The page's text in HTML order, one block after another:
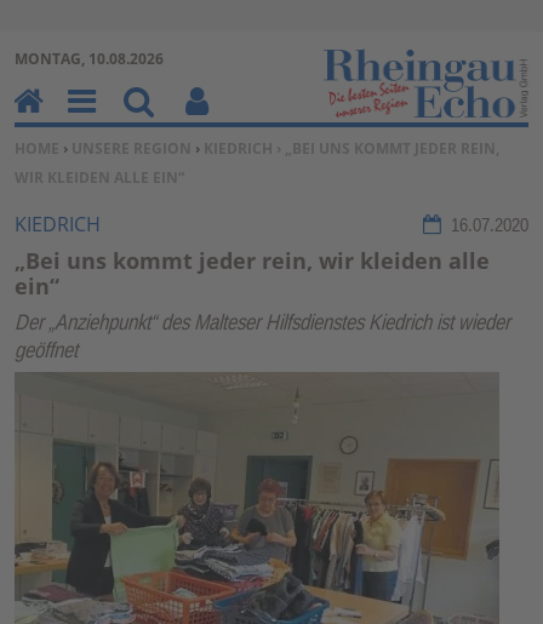
Zum Inhalt springen ↓
MONTAG, 10.08.2026
SIE BEFINDEN SICH HIER:
HOME › UNSERE REGION › KIEDRICH › „BEI UNS KOMMT JEDER REIN,
WIR KLEIDEN ALLE EIN“
KIEDRICH 16.07.2020
„Bei uns kommt jeder rein, wir kleiden alle
ein“
Der „Anziehpunkt“ des Malteser Hilfsdienstes Kiedrich ist wieder
geöffnet
H
o
m
e
M
en
u
Su
ch
en
Be
nu
un
kti
on